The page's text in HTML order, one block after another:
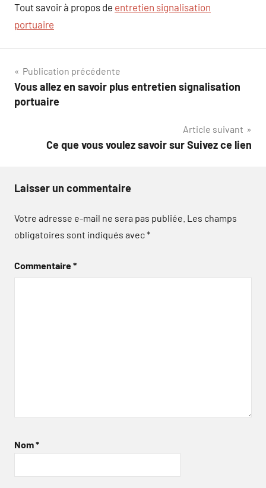
Tout savoir à propos de entretien signalisation
portuaire
Navigation
de
Publication précédente
Vous allez en savoir plus entretien signalisation
portuaire
Article suivant
Ce que vous voulez savoir sur Suivez ce lien
Laisser un commentaire
Votre adresse e-mail ne sera pas publiée. Les champs
obligatoires sont indiqués avec*
Commentaire*
Nom*